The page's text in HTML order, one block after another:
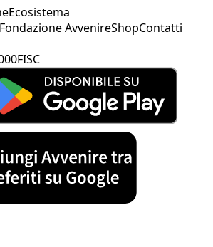
Ecosistema
Fondazione AvvenireShopContatti
FISC